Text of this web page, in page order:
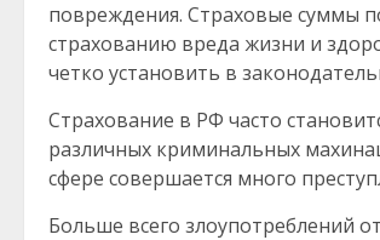
повреждения. Страховые суммы
страхованию вреда жизни и
четко установить в
Страхование в РФ часто
различных криминальных
сфере совершается много
Больше всего злоупотреблений